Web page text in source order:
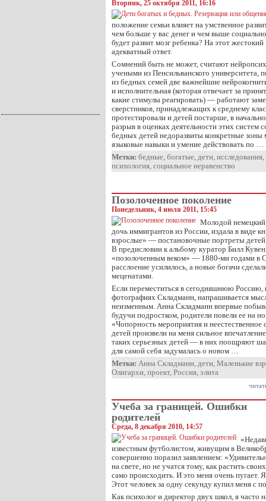
Вторник, 25 октября 2011, 16:16
положение семьи влияет на умственное
чем больше у вас денег и чем выше
будет развит мозг ребенка? На этот
адекватный ответ.
Сомнений быть не может, считают
учеными из Пенсильванского университета,
из бедных семей две важнейшие
и исполнительная (которая отвечает за
какие стимулы реагировать) — работают
сверстников, принадлежащих к среднему
протестировали и детей постарше, в
разрыв в оценках деятельности этих систем
бедных детей недоразвиты конкретные зоны
языковые навыки и умение действовать по …
Метки: бедные, богатые, дети, исследования,
психология, социальное неравенство
Позолоченное поколение
Понедельник, 4 июля 2011, 15:45
Молодой
дочь иммигрантов из России, издала в виде
взрослые» — постановочные портреты
В предисловии к альбому куратор Билл
«позолоченным веком» — 1880-ми годами в
расслоение усилилось, а новые богачи
меценатами.
Если переместиться в сегодняшнюю Россию,
фотографиях Складманн, напрашивается
неизменным. Анна Складманн впервые
будучи подростком, родители повели ее на
«Чопорность мероприятия и неестественное
детей произвели на меня сильное
таких серьезных детей — в них поощряют
для самой себя задумалась о новом …
Метки: Анна Складманн, дети, Маленькие
Олигархи, проект, Россия, элита
Учеба за границей. Ошибки
родителей
Среда, 8 декабря 2010, 14:57
известным футболистом, живущим в
совершенно поразил заявлением:
на свете, но не учатся тому, как растить
само происходить. И это меня очень пугает.
Этот человек за одну секунду купил меня с
Как психолог и директор двух школ, я